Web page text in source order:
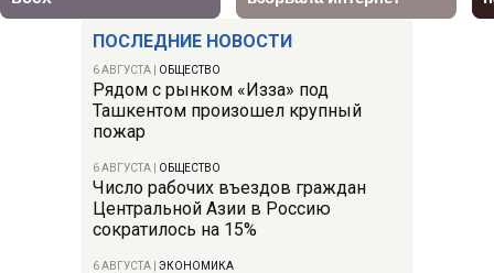
ПОСЛЕДНИЕ НОВОСТИ
6 АВГУСТА ОБЩЕСТВО
Рядом с рынком «Изза» под
Ташкентом произошел крупный
пожар
6 АВГУСТА ОБЩЕСТВО
Число рабочих въездов граждан
Центральной Азии в Россию
сократилось на 15%
6 АВГУСТА ЭКОНОМИКА